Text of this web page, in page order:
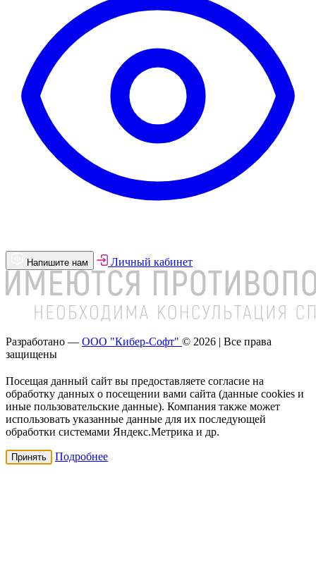
Напишите нам Личный кабинет
Разработано — ООО "Кибер-Софт" © 2026 | Все права
защищены
Посещая данный сайт вы предоставляете согласие на
обработку данных о посещении вами сайта (данные cookies и
иные пользовательские данные). Компания также может
использовать указанные данные для их последующей
обработки системами Яндекс.Метрика и др.
Принять Подробнее